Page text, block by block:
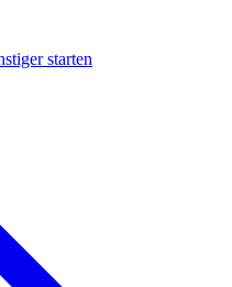
starten